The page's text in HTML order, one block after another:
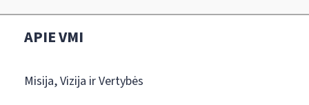
APIE VMI
Misija, Vizija ir Vertybės